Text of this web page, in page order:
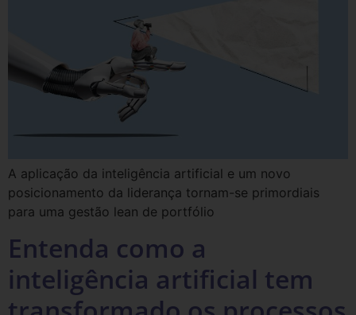
A aplicação da inteligência artificial e um novo
posicionamento da liderança tornam-se primordiais
para uma gestão lean de portfólio
Entenda como a
inteligência artificial tem